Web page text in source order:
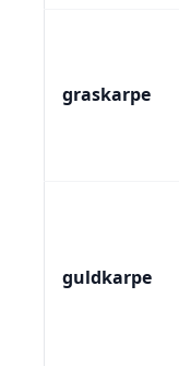
graskarpe
guldkarpe